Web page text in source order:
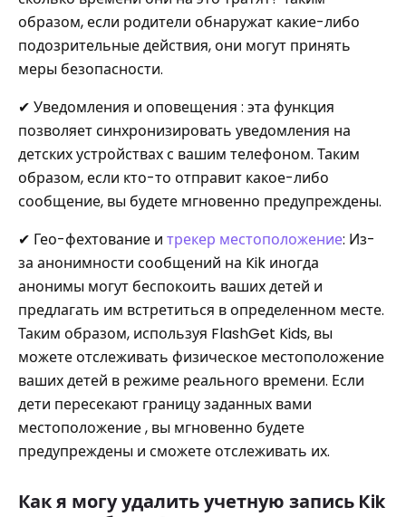
образом, если родители обнаружат какие-либо
подозрительные действия, они могут принять
меры безопасности.
✔ Уведомления и оповещения : эта функция
позволяет синхронизировать уведомления на
детских устройствах с вашим телефоном. Таким
образом, если кто-то отправит какое-либо
сообщение, вы будете мгновенно предупреждены.
✔ Гео-фехтование и трекер местоположение: Из-
за анонимности сообщений на Kik иногда
анонимы могут беспокоить ваших детей и
предлагать им встретиться в определенном месте.
Таким образом, используя FlashGet Kids, вы
можете отслеживать физическое местоположение
ваших детей в режиме реального времени. Если
дети пересекают границу заданных вами
местоположение , вы мгновенно будете
предупреждены и сможете отслеживать их.
Как я могу удалить учетную запись Kik